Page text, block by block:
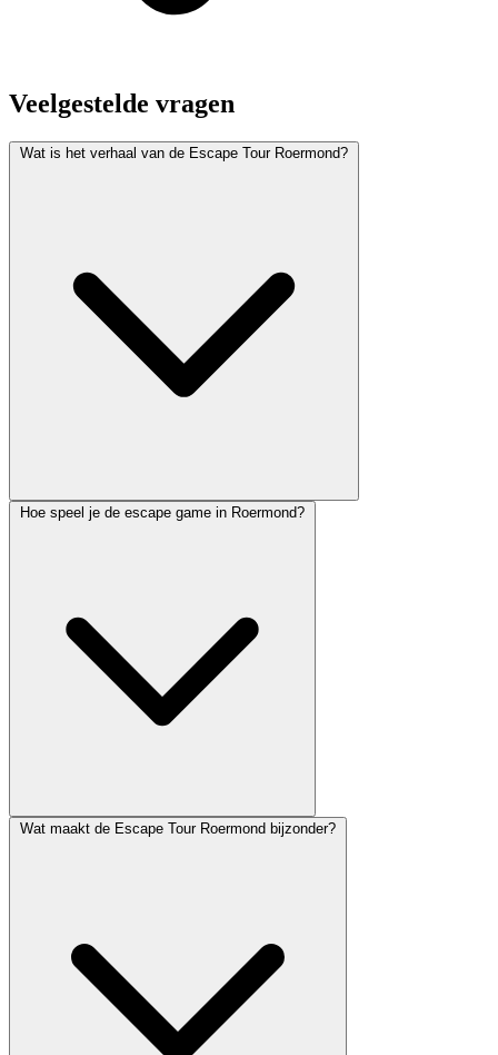
Veelgestelde vragen
Wat is het verhaal van de Escape Tour Roermond?
Hoe speel je de escape game in Roermond?
Wat maakt de Escape Tour Roermond bijzonder?